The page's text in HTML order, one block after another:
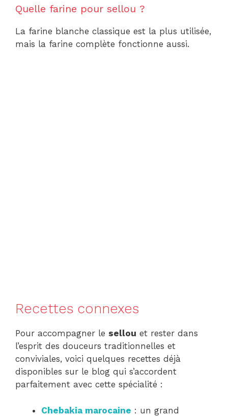
Quelle farine pour sellou ?
La farine blanche classique est la plus utilisée,
mais la farine complète fonctionne aussi.
Recettes connexes
Pour accompagner le sellou et rester dans
l’esprit des douceurs traditionnelles et
conviviales, voici quelques recettes déjà
disponibles sur le blog qui s’accordent
parfaitement avec cette spécialité :
Chebakia marocaine : un grand